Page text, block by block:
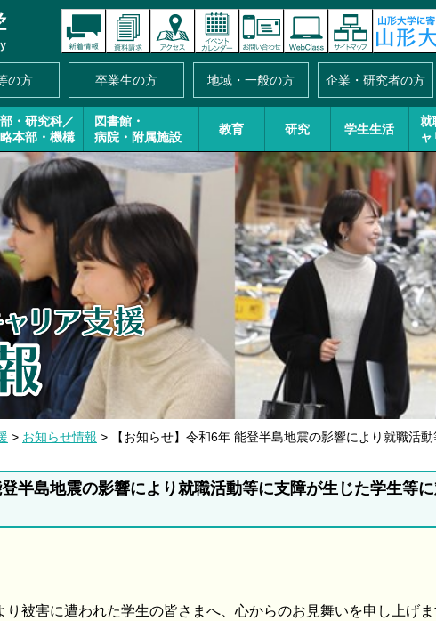
の方 卒業生の方 地域・一般の方 企業・研究者の方
・研究科／
本部・機構
図書館・
病院・附属施設
教育 研究 学生生活
就
> お知らせ情報 > 【お知らせ】令和6年 能登半島地震の影響により就職活
登半島地震の影響により就職活動等に支障が生じた学生等
被害に遭われた学生の皆さまへ、心からのお見舞いを申し上げま